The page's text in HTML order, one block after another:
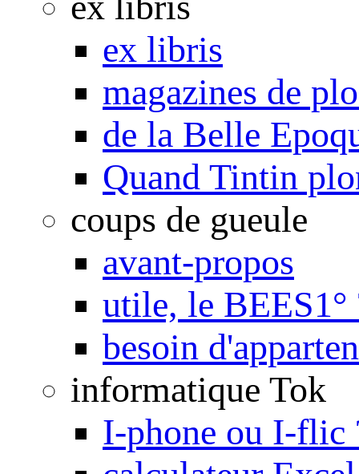
ex libris
magazines de
de la Belle
Quand Tintin
coups de gueule
avant-propos
utile, le BEES1°
besoin
informatique Tok
I-phone ou I-flic